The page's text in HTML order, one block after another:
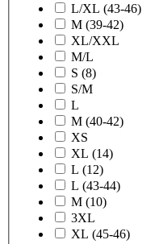
L/XL (43-46)
M (39-42)
XL/XXL
M/L
S (8)
S/M
L
M (40-42)
XS
XL (14)
L (12)
L (43-44)
M (10)
3XL
XL (45-46)